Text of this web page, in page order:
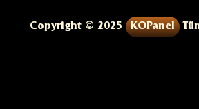
Copyright © 2025 KOPanel